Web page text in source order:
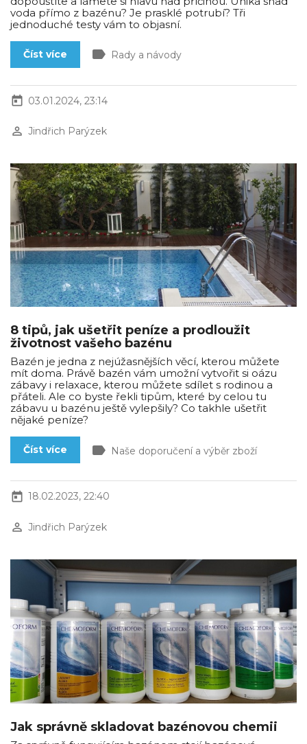
voda přímo z bazénu? Je prasklé potrubí? Tři
jednoduché testy vám to objasní.
Číst více label Rady a návody
today 03.01.2024, 23:14
perm_identity Jindřich Parýzek
8 tipů, jak ušetřit peníze a prodloužit
životnost vašeho bazénu
Bazén je jedna z nejúžasnějších věcí, kterou můžete
mít doma. Právě bazén vám umožní vytvořit si oázu
zábavy i relaxace, kterou můžete sdílet s rodinou a
přáteli. Ale co byste řekli tipům, které by celou tu
zábavu u bazénu ještě vylepšily? Co takhle ušetřit
nějaké peníze?
Číst více label Naše doporučení a výběr zboží
today 18.02.2023, 22:40
perm_identity Jindřich Parýzek
Jak správně skladovat bazénovou chemii